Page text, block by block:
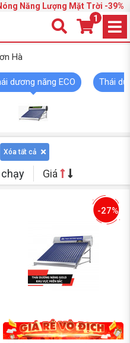
Năng Lượng Mặt Trời -39%
1
Hà
dương năng ECO Thái
Xóa tất cả
chạy Giá
-27%